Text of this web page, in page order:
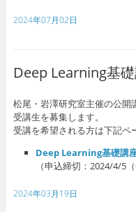
2024年07月02日
Deep Learning基
松尾・岩澤研究室主催の公開
受講生を募集します。
受講を希望される方は下記ペ
Deep Learning基礎講
（申込締切：2024/4/5（
2024年03月19日